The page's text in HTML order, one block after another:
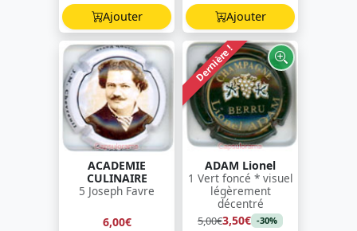
Ajouter
Ajouter
ACADEMIE
CULINAIRE
5 Joseph Favre
6,00€
Dernière !
ADAM Lionel
1 Vert foncé * visuel
légèrement
décentré
5,00€3,50€ -30%